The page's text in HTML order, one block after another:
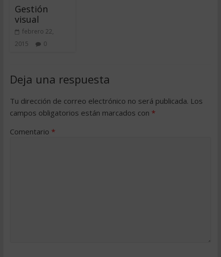
Gestión
visual
febrero 22,
2015
0
Deja una respuesta
Tu dirección de correo electrónico no será publicada. Los
campos obligatorios están marcados con *
Comentario *